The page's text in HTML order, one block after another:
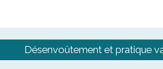
Désenvoûtement et pratique